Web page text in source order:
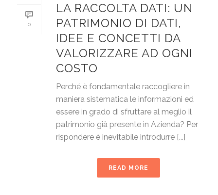
0
LA RACCOLTA DATI: UN
PATRIMONIO DI DATI,
IDEE E CONCETTI DA
VALORIZZARE AD OGNI
COSTO
Perché è fondamentale raccogliere in
maniera sistematica le informazioni ed
essere in grado di sfruttare al meglio il
patrimonio già presente in Azienda? Per
rispondere è inevitabile introdurre [...]
READ MORE